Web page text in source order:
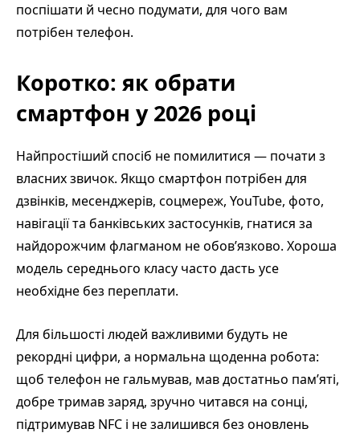
поспішати й чесно подумати, для чого вам
потрібен телефон.
Коротко: як обрати
смартфон у 2026 році
Найпростіший спосіб не помилитися — почати з
власних звичок. Якщо смартфон потрібен для
дзвінків, месенджерів, соцмереж, YouTube, фото,
навігації та банківських застосунків, гнатися за
найдорожчим флагманом не обов’язково. Хороша
модель середнього класу часто дасть усе
необхідне без переплати.
Для більшості людей важливими будуть не
рекордні цифри, а нормальна щоденна робота:
щоб телефон не гальмував, мав достатньо пам’яті,
добре тримав заряд, зручно читався на сонці,
підтримував NFC і не залишився без оновлень